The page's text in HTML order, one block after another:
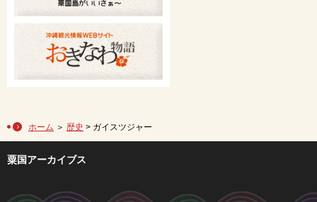
ホーム ＞ 歴史 > ガイスツジャー
粟国アーカイブス